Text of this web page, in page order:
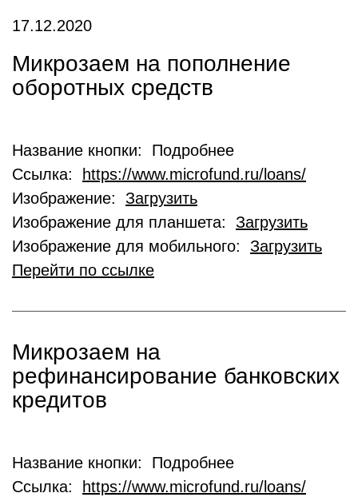
17.12.2020
Микрозаем на пополнение
оборотных средств
Название кнопки: Подробнее
Ссылка:
https://www.microfund.ru/loans/
Изображение: Загрузить
Изображение для планшета: Загрузить
Изображение для мобильного: Загрузить
Перейти по ссылке
Микрозаем на
рефинансирование банковских
кредитов
Название кнопки: Подробнее
Ссылка:
https://www.microfund.ru/loans/